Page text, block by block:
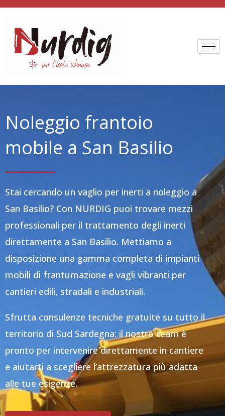
Vai
contenuto
Noleggio frantoio
mobile a San Basilio
Stai cercando un vaglio per inerti a noleggio a
San Basilio? Con NURDIG puoi trovare mezzi
professionali per il trattamento degli inerti
direttamente a San Basilio. Mettiamo a
disposizione una gamma completa di impianti
mobili di frantumazione e vagli vibranti per
cantieri edili, stradali e industriali.
Sfrutta consulenze tecniche gratuite su tutto il
territorio di Sud Sardegna: il nostro team è
pronto per intervenire direttamente in cantiere
e aiutarti a scegliere l’attrezzatura più adatta
alle tue esigenze.